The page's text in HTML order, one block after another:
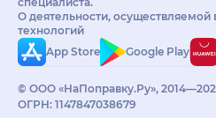
О деятельности,
технологий
App Store
Google Play
© ООО «НаПоправку.Ру»,
ОГРН: 1147847038679